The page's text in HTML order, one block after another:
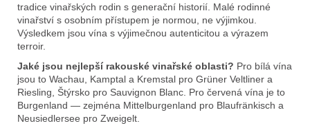
tradice vinařských rodin s generační historií. Malé rodinné
vinařství s osobním přístupem je normou, ne výjimkou.
Výsledkem jsou vína s výjimečnou autenticitou a výrazem
terroir.
Jaké jsou nejlepší rakouské vinařské oblasti? Pro bílá vína
jsou to Wachau, Kamptal a Kremstal pro Grüner Veltliner a
Riesling, Štýrsko pro Sauvignon Blanc. Pro červená vína je to
Burgenland — zejména Mittelburgenland pro Blaufränkisch a
Neusiedlersee pro Zweigelt.